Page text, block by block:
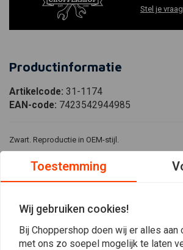
Stel je
Productinformatie
Artikelcode: 31-1174
EAN-code: 7423542944985
Zwart. Reproductie in OEM-stijl.
Past bij
01-06 Twin Cam Softail
Reviews
Toestemming
Wij gebruiken cookies!
Bij Choppershop doen wij er alles aan
met ons zo soepel mogelijk te laten